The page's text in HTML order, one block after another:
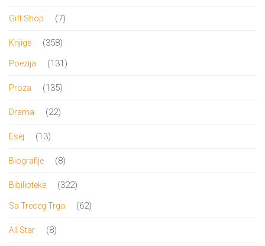
12/19+
Portreti
Pro/za
Trgni
Poezija!
Gift Shop 77
Knjige 358358
proizvoda
Poezija 131131
Proza 135135
Drama 2222
Esej 1313
Biografije 88
Bibilioteke 322322
proizvoda
Sa Treceg Trga 6262
All Star 88